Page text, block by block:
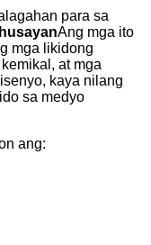
para sa
Ang mga ito
mga likidong
at mga
kaya nilang
sa medyo
ang: